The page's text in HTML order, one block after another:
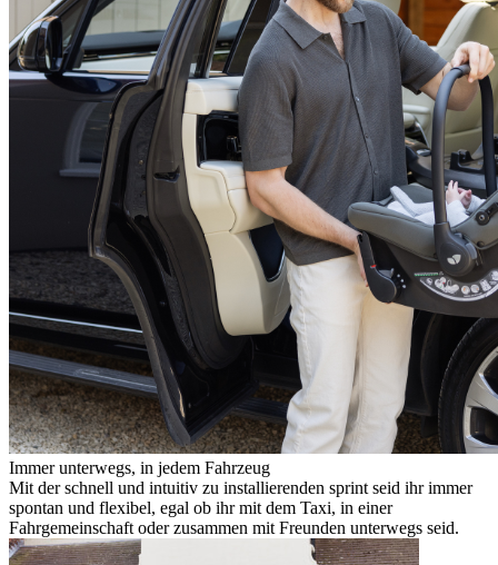
Immer unterwegs, in jedem Fahrzeug
Mit der schnell und intuitiv zu installierenden sprint seid ihr immer
spontan und flexibel, egal ob ihr mit dem Taxi, in einer
Fahrgemeinschaft oder zusammen mit Freunden unterwegs seid.